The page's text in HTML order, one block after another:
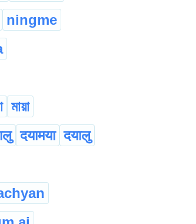
ningme
মায়া
दयामया दयालु